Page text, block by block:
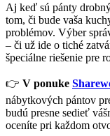
Aj keď sú pánty
tom, či bude vaša
problémov. Výber
– či už ide o tiché
špeciálne riešenie pre
👉 V ponuke
nábytkových pántov
budú presne sedieť
oceníte pri každom